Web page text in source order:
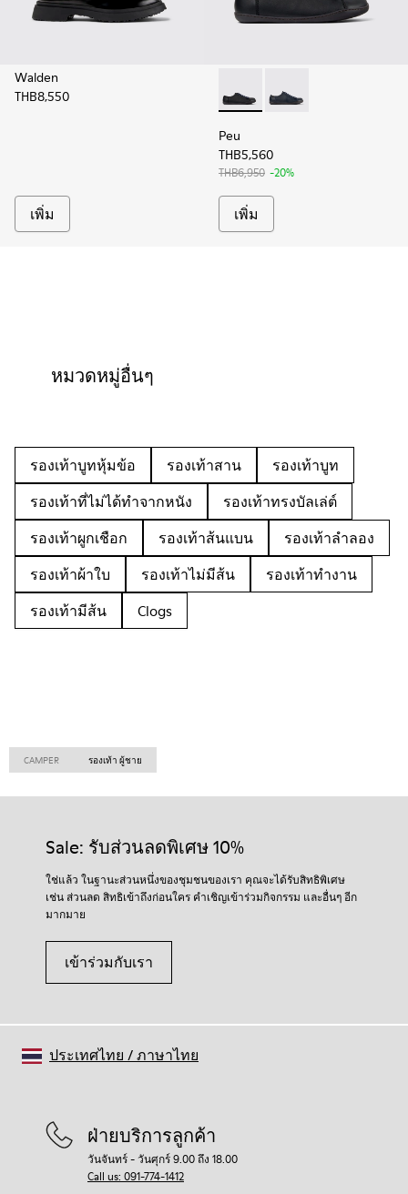
Walden
THB8,550
เพิ่ม
Peu - K100249-012 - รองเ
Peu - K100249-049
Peu
THB5,560
THB6,950 -20%
เพิ่ม
หมวดหมู่อื่นๆ
รองเท้าบูทหุ้มข้อ รองเท้าสาน
รองเท้าบูท
รองเท้าที่ไม่ได้ทำจากหนัง
รองเท้าทรงบัลเล่ต์
รองเท้าผูกเชือก
รองเท้าส้นแบน
รองเท้าลำลอง
รองเท้าผ้าใบ
รองเท้าไม่มีส้น
รองเท้าทำงาน
รองเท้ามีส้น
Clogs
CAMPER รองเท้า ผู้ชาย
Sale: รับส่วนลดพิเศษ 10%
ใช่แล้ว ในฐานะส่วนหนึ่งของชุมชนของเรา คุณจะได้รับสิทธิพิเศษ
เช่น ส่วนลด สิทธิเข้าถึงก่อนใคร คำเชิญเข้าร่วมกิจกรรม และอื่นๆ อีก
มากมาย
เข้าร่วมกับเรา
ฝ่ายบริการลูกค้า
วันจันทร์ - วันศุกร์ 9.00 ถึง 18.00
Call us: 091-774-1412
ประเทศไทย /ภาษาไทย